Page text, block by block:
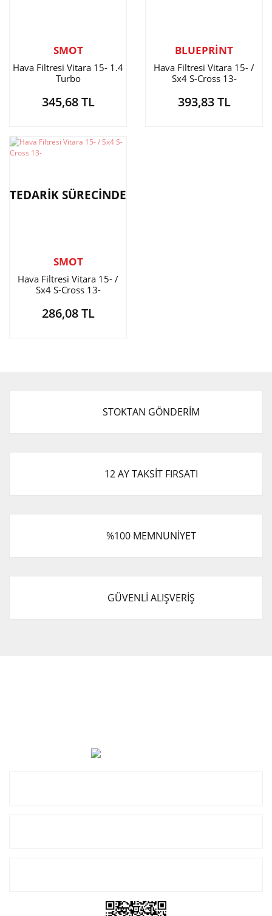
SMOT
Hava Filtresi Vitara 15- 1.4
Turbo
345,68 TL
BLUEPRİNT
Hava Filtresi Vitara 15- /
Sx4 S-Cross 13-
393,83 TL
TEDARİK SÜRECİNDE
SMOT
Hava Filtresi Vitara 15- /
Sx4 S-Cross 13-
286,08 TL
STOKTAN GÖNDERİM
12 AY TAKSİT FIRSATI
%100 MEMNUNİYET
GÜVENLİ ALIŞVERİŞ